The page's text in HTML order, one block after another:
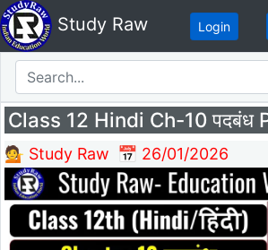
Study Raw Login
Class 12 Hindi Ch-10 पदबंध
💁 Study Raw 📅 26/01/2026